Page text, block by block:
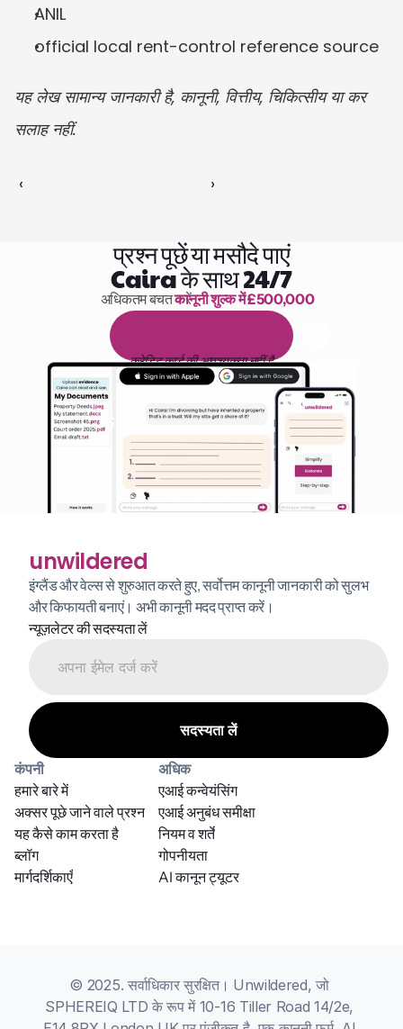
ANIL
official local rent-control reference source
यह लेख सामान्य जानकारी है, कानूनी, वित्तीय, चिकित्सीय या कर
सलाह नहीं.
‹ ›
प्रश्न पूछें या मसौदे पाएं
Caira के साथ 24/7
पढ़ने के 1,000 घंटे
अधिकतम बचत करें कानूनी शुल्क में £500,000
िन यल
क्रेडिट कार्ड की आवश्यकता नहीं है
unwildered
इंग्लैंड और वेल्स से शुरुआत करते हुए, सर्वोत्तम कानूनी जानकारी को सुलभ
और किफायती बनाएं। अभी कानूनी मदद प्राप्त करें।
न्यूज़लेटर की सदस्यता लें
कंपनी
हमारे बारे में
अक्सर पूछे जाने वाले प्रश्न
यह कैसे काम करता है
ब्लॉग
मार्गदर्शिकाएँ
अधिक
नियम व शर्तें
एआई अनुबंध समीक्षा
AI कानून ट्यूटर
गोपनीयता
एआई कन्वेयंसिंग
© 2025. सर्वाधिकार सुरक्षित। Unwildered, जो
SPHEREIQ LTD के रूप में 10-16 Tiller Road 14/2e,